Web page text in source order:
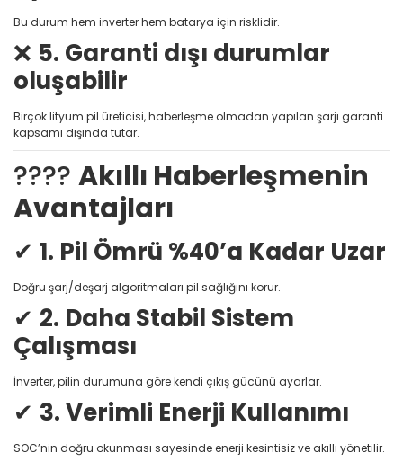
Bu durum hem inverter hem batarya için risklidir.
❌ 5. Garanti dışı durumlar
oluşabilir
Birçok lityum pil üreticisi, haberleşme olmadan yapılan şarjı garanti
kapsamı dışında tutar.
???? Akıllı Haberleşmenin
Avantajları
✔ 1. Pil Ömrü %40’a Kadar Uzar
Doğru şarj/deşarj algoritmaları pil sağlığını korur.
✔ 2. Daha Stabil Sistem
Çalışması
İnverter, pilin durumuna göre kendi çıkış gücünü ayarlar.
✔ 3. Verimli Enerji Kullanımı
SOC’nin doğru okunması sayesinde enerji kesintisiz ve akıllı yönetilir.